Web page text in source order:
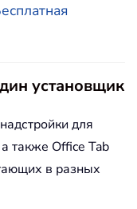
установщик
для
также Office Tab
в разных